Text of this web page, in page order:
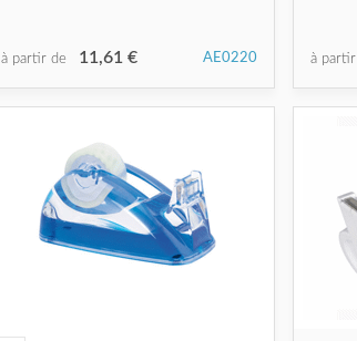
à partir de 11,61 € AE0220 à